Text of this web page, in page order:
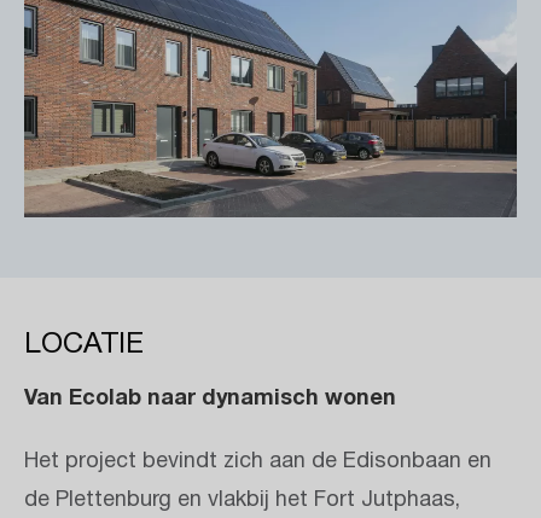
LOCATIE
Van Ecolab naar dynamisch wonen
Het project bevindt zich aan de Edisonbaan en
de Plettenburg en vlakbij het Fort Jutphaas,